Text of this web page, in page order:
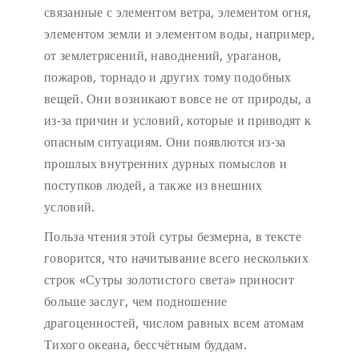
связанные с элементом ветра, элементом огня,
элементом земли и элементом воды, например,
от землетрясений, наводнений, ураганов,
пожаров, торнадо и других тому подобных
вещей. Они возникают вовсе не от природы, а
из-за причин и условий, которые и приводят к
опасным ситуациям. Они появлются из-за
прошлых внутренних дурных помыслов и
поступков людей, а также из внешних
условий.
Польза чтения этой сутры безмерна, в тексте
говорится, что начитывание всего нескольких
строк «Сутры золотистого света» приносит
больше заслуг, чем подношение
драгоценностей, числом равных всем атомам
Тихого океана, бессчётным буддам.